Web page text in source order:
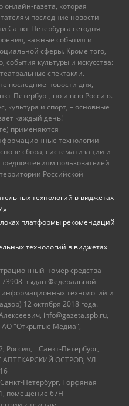
онлайн-газета, которая
последние новости
Санкт-Петербурга сегодня –
важные события и
сферы. Кроме того,
события культуры и искусства:
спектакли.
последние новости дня,
Петербург, но и всю Россию.
культура и спорт, – основные
каждый день!
применяются
технологии
сбора, систематизации и
пользователей
Российской
технологий в виджетах
платформы рекомендаций
технологий в виджетах
номер средства
выдан Федеральной
информационных технологий и
12 октября 2018 года.
info@gazeta.spb.ru,
АО "Открытые Медиа",
г.Санкт-Петербург,
ОСТРОВ, УЛ
Петербург, Торфяная
1, помещение 67Н